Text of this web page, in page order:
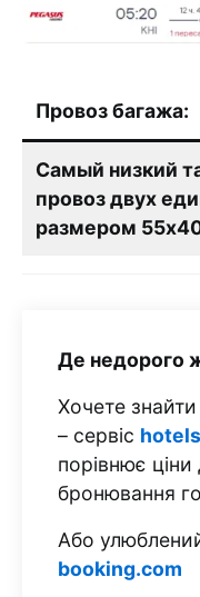
Провоз багажа:
Самый низкий
провоз двух
размером
Де недорого
Хочете
– сервіс
порівнює
бронювання
Або
booking.com